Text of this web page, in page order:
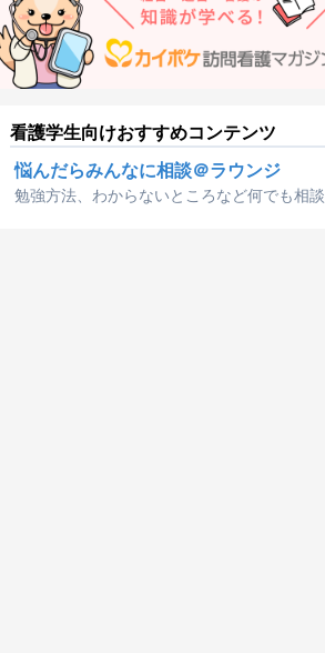
看護学生向けおすすめコンテンツ
悩んだらみんなに相談＠ラウンジ
勉強方法、わからないところなど何でも相談